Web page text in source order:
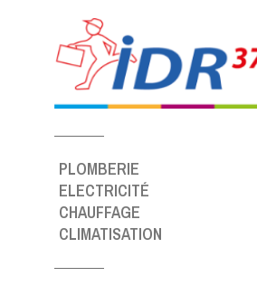
PLOMBERIE
ELECTRICITÉ
CHAUFFAGE
CLIMATISATION